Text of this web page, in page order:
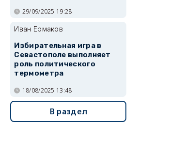
29/09/2025 19:28
Иван Ермаков
Избирательная игра в
Севастополе выполняет
роль политического
термометра
18/08/2025 13:48
В раздел